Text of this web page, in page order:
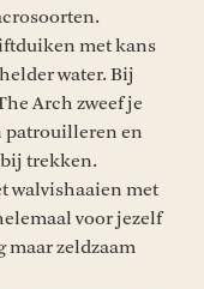
met kans
water. Bij
Arch zweef je
patrouilleren en
trekken.
walvishaaien met
voor jezelf
maar zeldzaam